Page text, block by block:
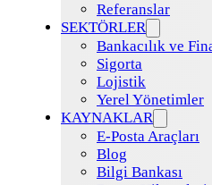
Referanslar
SEKTÖRLER
Bankacılık ve
Sigorta
Lojistik
Yerel Yönetimler
KAYNAKLAR
E-Posta Araçları
Blog
Bilgi Bankası